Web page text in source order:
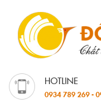
0934 789 269 -